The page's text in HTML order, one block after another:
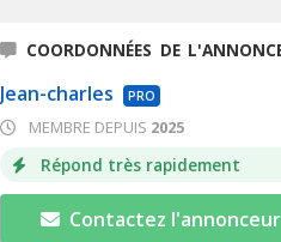
COORDONNÉES DE
Jean-charles PRO
MEMBRE DEPUIS 2025
Répond très rapidement
Contactez l'annonceur